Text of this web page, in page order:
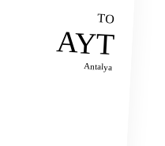
TO
AYT
Antalya